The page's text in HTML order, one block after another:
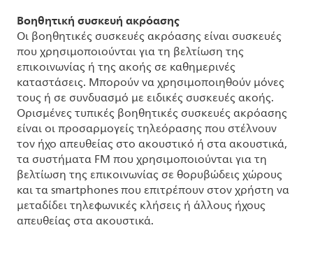
Βοηθητική συσκευή ακρόασης
Οι βοηθητικές συσκευές ακρόασης είναι συσκευές
που χρησιμοποιούνται για τη βελτίωση της
επικοινωνίας ή της ακοής σε καθημερινές
καταστάσεις. Μπορούν να χρησιμοποιηθούν μόνες
τους ή σε συνδυασμό με ειδικές συσκευές ακοής.
Ορισμένες τυπικές βοηθητικές συσκευές ακρόασης
είναι οι προσαρμογείς τηλεόρασης που στέλνουν
τον ήχο απευθείας στο ακουστικό ή στα ακουστικά,
τα συστήματα FM που χρησιμοποιούνται για τη
βελτίωση της επικοινωνίας σε θορυβώδεις χώρους
και τα smartphones που επιτρέπουν στον χρήστη να
μεταδίδει τηλεφωνικές κλήσεις ή άλλους ήχους
απευθείας στα ακουστικά.